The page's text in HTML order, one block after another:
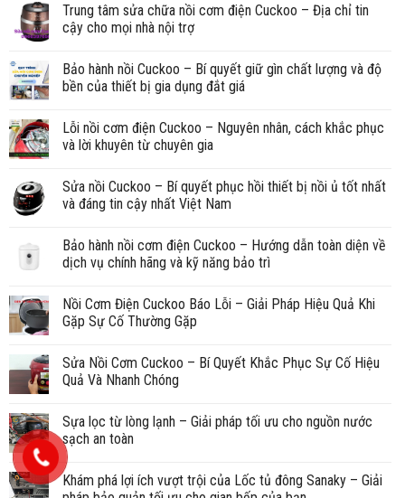
Trung tâm sửa chữa nồi cơm điện Cuckoo – Địa chỉ tin
cậy cho mọi nhà nội trợ
Bảo hành nồi Cuckoo – Bí quyết giữ gìn chất lượng và độ
bền của thiết bị gia dụng đắt giá
Lỗi nồi cơm điện Cuckoo – Nguyên nhân, cách khắc phục
và lời khuyên từ chuyên gia
Sửa nồi Cuckoo – Bí quyết phục hồi thiết bị nồi ủ tốt nhất
và đáng tin cậy nhất Việt Nam
Bảo hành nồi cơm điện Cuckoo – Hướng dẫn toàn diện về
dịch vụ chính hãng và kỹ năng bảo trì
Nồi Cơm Điện Cuckoo Báo Lỗi – Giải Pháp Hiệu Quả Khi
Gặp Sự Cố Thường Gặp
Sửa Nồi Cơm Cuckoo – Bí Quyết Khắc Phục Sự Cố Hiệu
Quả Và Nhanh Chóng
Sựa lọc từ lòng lạnh – Giải pháp tối ưu cho nguồn nước
sạch an toàn
Khám phá lợi ích vượt trội của Lốc tủ đông Sanaky – Giải